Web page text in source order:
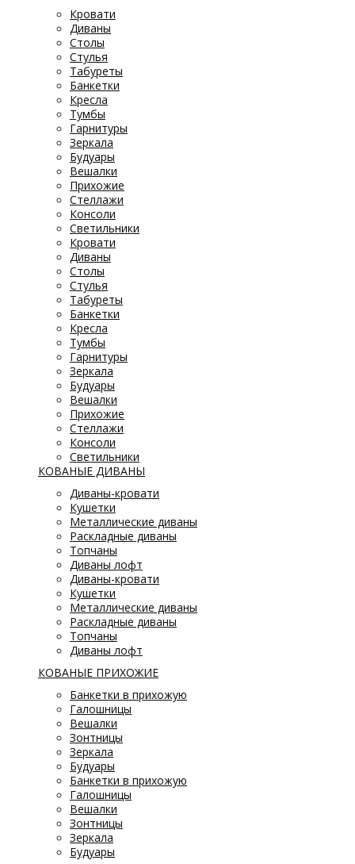
Кровати
Диваны
Столы
Стулья
Табуреты
Банкетки
Кресла
Тумбы
Гарнитуры
Зеркала
Будуары
Вешалки
Прихожие
Стеллажи
Консоли
Светильники
Кровати
Диваны
Столы
Стулья
Табуреты
Банкетки
Кресла
Тумбы
Гарнитуры
Зеркала
Будуары
Вешалки
Прихожие
Стеллажи
Консоли
Светильники
КОВАНЫЕ ДИВАНЫ
Диваны-кровати
Кушетки
Металлические диваны
Раскладные диваны
Топчаны
Диваны лофт
Диваны-кровати
Кушетки
Металлические диваны
Раскладные диваны
Топчаны
Диваны лофт
КОВАНЫЕ ПРИХОЖИЕ
Банкетки в прихожую
Галошницы
Вешалки
Зонтницы
Зеркала
Будуары
Банкетки в прихожую
Галошницы
Вешалки
Зонтницы
Зеркала
Будуары